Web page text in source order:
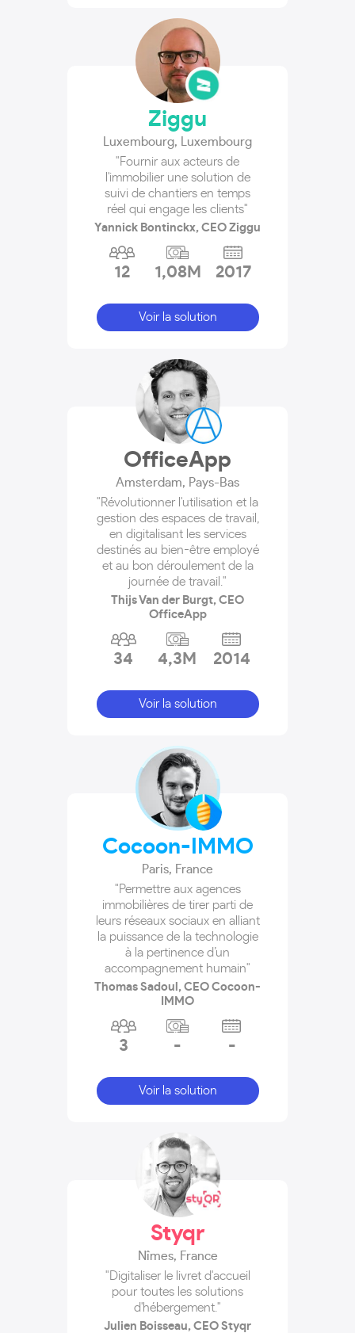
Ziggu
Luxembourg,
Luxembourg
"Fournir aux acteurs de
l'immobilier une solution de
suivi de chantiers en temps
réel qui engage les clients"
Yannick Bontinckx, CEO Ziggu
12 1,08M 2017
Voir la solution
OfficeApp
Amsterdam, Pays-Bas
"Révolutionner l'utilisation et la
gestion des espaces de travail,
en digitalisant les services
destinés au bien-être employé
et au bon déroulement de la
journée de travail."
Thijs Van der Burgt, CEO
OfficeApp
34 4,3M 2014
Voir la solution
Cocoon-IMMO
Paris, France
"Permettre aux agences
immobilières de tirer parti de
leurs réseaux sociaux en alliant
la puissance de la technologie
à la pertinence d’un
accompagnement humain"
Thomas Sadoul, CEO Cocoon-
IMMO
3 - -
Voir la solution
Styqr
Nîmes, France
"Digitaliser le livret d'accueil
pour toutes les solutions
d'hébergement."
Julien Boisseau, CEO Styqr